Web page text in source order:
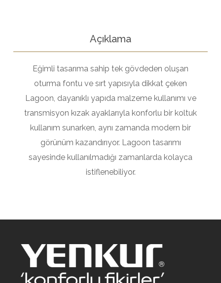
Açıklama
Eğimli tasarıma sahip tek gövdeden oluşan
oturma fontu ve sırt yapısıyla dikkat çeken
Lagoon, dayanıklı yapıda malzeme kullanımı ve
transmisyon kızak ayaklarıyla konforlu bir koltuk
kullanım sunarken, aynı zamanda modern bir
görünüm kazandırıyor. Lagoon tasarımı
sayesinde kullanılmadığı zamanlarda kolayca
istiflenebiliyor.